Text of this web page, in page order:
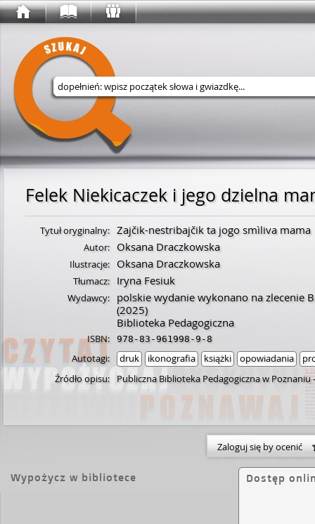
Wyszukaj w serwisie
Felek Niekicaczek i jego dzielna
Tytuł oryginalny: Zajčik-nestribajčik ta jogo smìliva mama
Autor: Oksana Draczkowska
Ilustracje: Oksana Draczkowska
Tłumacz: Iryna Fesiuk
Wydawcy:
polskie wydanie wykonano na zlecenie
(2025)
Biblioteka Pedagogiczna
ISBN: 978-83-961998-9-8
Autotagi: druk ikonografia książki opowiadania
Źródło opisu:
Publiczna Biblioteka Pedagogiczna w Poznaniu
Zaloguj się by ocenić
Wypożycz w bibliotece Dostęp